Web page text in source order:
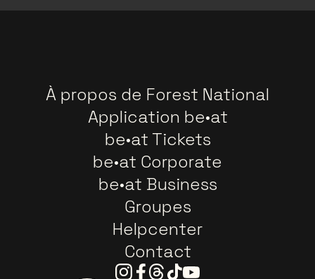
À propos de Forest National
Application be•at
be•at Tickets
be•at Corporate
be•at Business
Groupes
Helpcenter
Contact
Instagram
Facebook
Threads
TiktokYoutube